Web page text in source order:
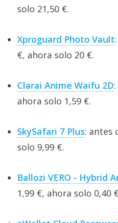
solo 21,50 €.
Xproguard Photo Vault
€, ahora solo 20 €.
Clarai Anime Waifu 2D
ahora solo 1,59 €.
SkySafari 7 Plus: antes
solo 9,99 €.
Ballozi VERO - Hybrid
1,99 €, ahora solo 0,40